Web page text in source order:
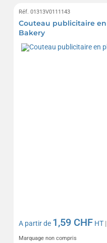
Réf. 01313V0111143
Couteau publicitaire
Bakery
A partir de 1,59 CHF HT
Marquage non compris